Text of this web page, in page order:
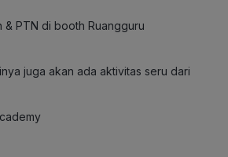
& PTN di booth Ruangguru
juga akan ada aktivitas seru dari